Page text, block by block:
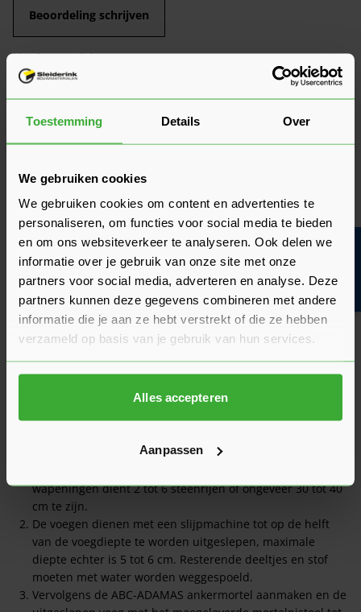
Toestemming Details Over
We gebruiken cookies
We gebruiken cookies om content en advertenties te
personaliseren, om functies voor social media te bieden
en om ons websiteverkeer te analyseren. Ook delen we
informatie over je gebruik van onze site met onze
partners voor social media, adverteren en analyse. Deze
partners kunnen deze gegevens combineren met andere
informatie die je aan ze hebt verstrekt of die ze hebben
verzameld op basis van je gebruik van hun services.
Alles accepteren
Aanpassen
Beoordeling schrijven
Veelgestelde vragen
Hier vind je antwoorden op de meest gestelde vragen over dit
product. We hebben de belangrijkste onderwerpen alvast
Kun je het antwoord op jouw vraag niet vinden? Neem dan
Stel je vraag
Heeft het zin om een offerte aan te vragen?
Wat is de actuele levertijd?
Verwerkingsadvies
Hoe verwerk ik ABC ADAMAS Basisset
scheurherstel 8 mm
wapeningen dient 2 tot 6 steenrijen of ongeveer 30 tot 40
cm te zijn.
De voegen dienen met een slijpmachine tot op de helft
van de voegdiepte te worden uitgeslepen, maximale
diepte echter is 5 tot 6 cm. Resterende deeltjes en stof
moeten met water worden weggespoeld.
Vervolgens de ABC-ADAMAS ankermortel aanmaken en de